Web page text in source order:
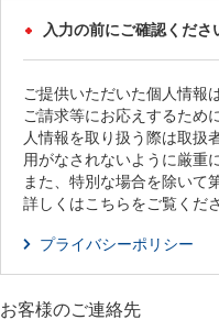
入力の前にご確認くださ
ご提供いただいた個人情報
ご請求等にお応えするため
人情報を取り扱う際は取扱
用がなされないように厳重
また、特別な場合を除いて
詳しくはこちらをご覧くださ
プライバシーポリシー
お客様のご連絡先